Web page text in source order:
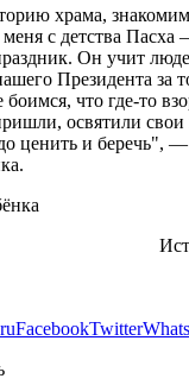
храма,
с детства
Он учит
Президента за
что где-то
освятили свои
ценить и беречь", —
FacebookTwitter